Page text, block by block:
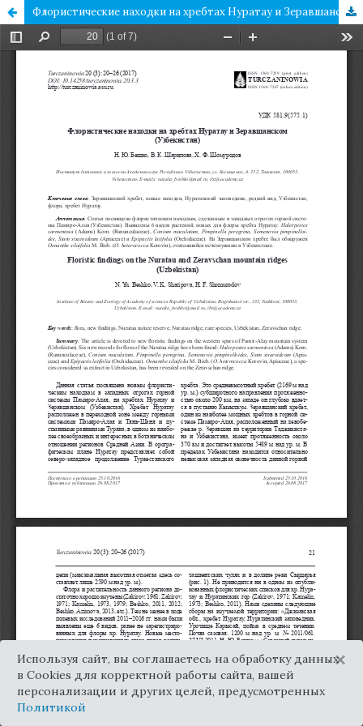
Флористические находки на хребтах Нуратау и Зеравшанском (Узбекистан)
Используя сайт, вы соглашаетесь на обработку данных
в Cookies для корректной работы сайта, вашей
персонализации и других целей, предусмотренных
Политикой
×